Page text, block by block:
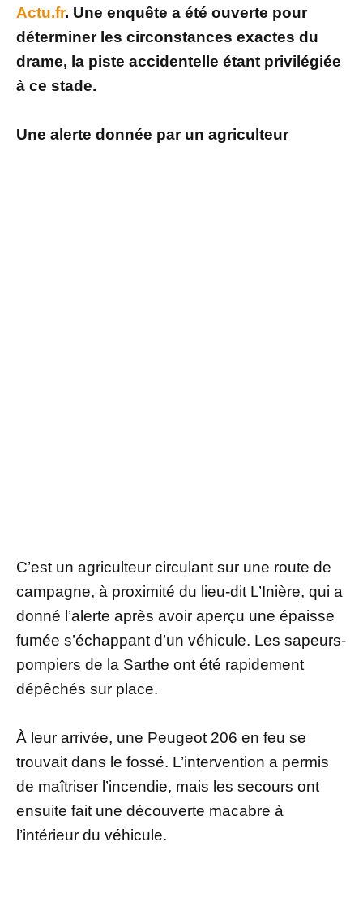
Actu.fr. Une enquête a été ouverte pour
déterminer les circonstances exactes du
drame, la piste accidentelle étant privilégiée
à ce stade.
Une alerte donnée par un agriculteur
C’est un agriculteur circulant sur une route de
campagne, à proximité du lieu-dit L’Inière, qui a
donné l’alerte après avoir aperçu une épaisse
fumée s’échappant d’un véhicule. Les sapeurs-
pompiers de la Sarthe ont été rapidement
dépêchés sur place.
À leur arrivée, une Peugeot 206 en feu se
trouvait dans le fossé. L’intervention a permis
de maîtriser l’incendie, mais les secours ont
ensuite fait une découverte macabre à
l’intérieur du véhicule.